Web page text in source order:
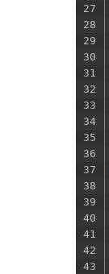
27
28
29
30
31
32
33
34
35
36
37
38
39
40
41
42
43